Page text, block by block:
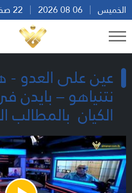
الخميس
06:50
عين على العدو -
نتنياهو – بايدن
الكيان بالمطالب